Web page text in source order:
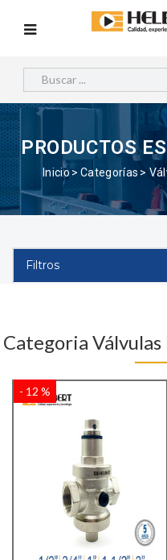
PRODUCTOS
Inicio Categorías
Filtros
Categoria
- 12 %